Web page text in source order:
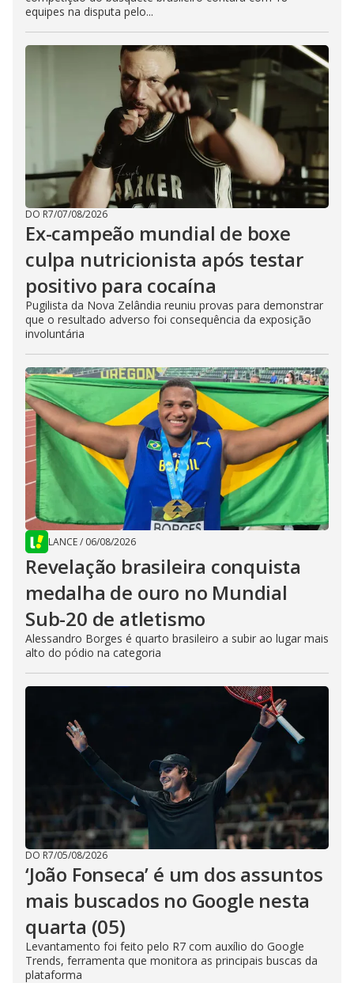
equipes na disputa pelo...
DO R7/07/08/2026
Ex-campeão mundial de boxe
culpa nutricionista após testar
positivo para cocaína
Pugilista da Nova Zelândia reuniu provas para demonstrar
que o resultado adverso foi consequência da exposição
involuntária
LANCE/ 06/08/2026
Revelação brasileira conquista
medalha de ouro no Mundial
Sub-20 de atletismo
Alessandro Borges é quarto brasileiro a subir ao lugar mais
alto do pódio na categoria
DO R7/05/08/2026
‘João Fonseca’ é um dos assuntos
mais buscados no Google nesta
quarta (05)
Levantamento foi feito pelo R7 com auxílio do Google
Trends, ferramenta que monitora as principais buscas da
plataforma